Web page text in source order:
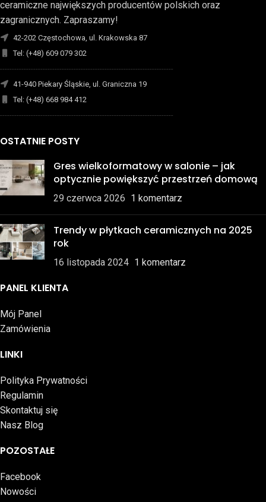
ceramiczne największych producentów polskich oraz
zagranicznych. Zapraszamy!
42-202 Częstochowa, ul. Krakowska 87
Tel: (+48) 609 079 302
-------------------------------------------------------------------------
41-940 Piekary Śląskie, ul. Graniczna 19
Tel: (+48) 668 984 412
-------------------------------------------------------------------------
OSTATNIE POSTY
Gres wielkoformatowy w salonie – jak
optycznie powiększyć przestrzeń domową
29 czerwca 2026 1 komentarz
Trendy w płytkach ceramicznych na 2025
rok
16 listopada 2024 1 komentarz
PANEL KLIENTA
Mój Panel
Zamówienia
LINKI
Polityka Prywatności
Regulamin
Skontaktuj się
Nasz Blog
POZOSTAŁE
Facebook
Nowości